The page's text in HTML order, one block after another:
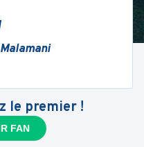
le premier !
FAN